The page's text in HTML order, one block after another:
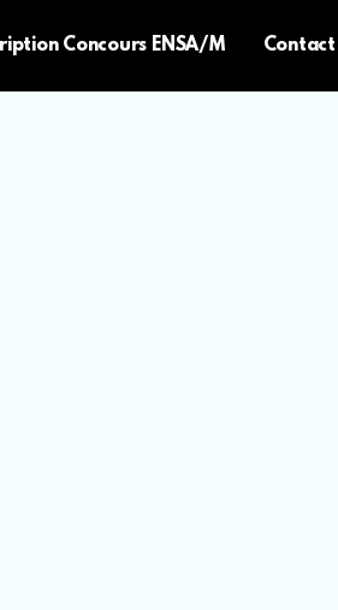
Concours ENSA/M Contact